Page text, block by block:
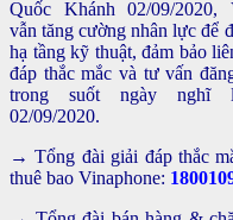
Quốc Khánh 02/09/2020,
vẫn tăng cường nhân lực để
hạ tầng kỹ thuật, đảm bảo
đáp thắc mắc và tư vấn
trong suốt ngày nghĩ
02/09/2020.
→ Tổng đài giải đáp thắc
thuê bao Vinaphone: